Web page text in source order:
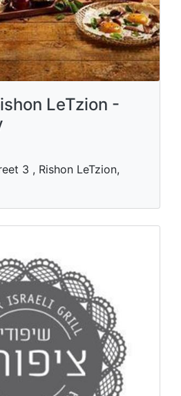
LeTzion -
3 , Rishon LeTzion,